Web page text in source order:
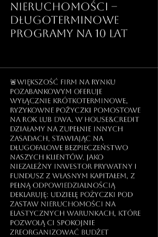
nieruchomości –
Długoterminowe
programy na 10 lat
🚨Większość firm na rynku
pozabankowym oferuje
wyłącznie krótkoterminowe,
ryzykowne pożyczki pomostowe
na rok lub dwa. W house&credit
działamy na zupełnie innych
zasadach, stawiając na
długofalowe bezpieczeństwo
naszych klientów. Jako
niezależny inwestor prywatny i
fundusz z własnym kapitałem, z
pełną odpowiedzialnością
deklaruję: udzielę pożyczki pod
zastaw nieruchomości na
elastycznych warunkach, które
pozwolą Ci spokojnie
zreorganizować budżet